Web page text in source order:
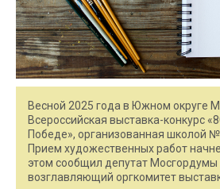
Весной 2025 года в Южном округе
Всероссийская выставка-конкурс
Победе», организованная школой
Прием художественных работ
этом сообщил депутат Мосгордумы
возглавляющий оргкомитет